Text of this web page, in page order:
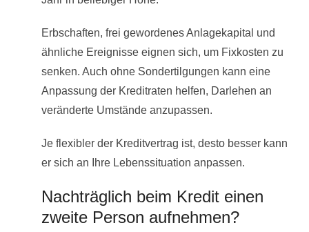
Erbschaften, frei gewordenes Anlagekapital und
ähnliche Ereignisse eignen sich, um Fixkosten zu
senken. Auch ohne Sondertilgungen kann eine
Anpassung der Kreditraten helfen, Darlehen an
veränderte Umstände anzupassen.
Je flexibler der Kreditvertrag ist, desto besser kann
er sich an Ihre Lebenssituation anpassen.
Nachträglich beim Kredit einen
zweite Person aufnehmen?